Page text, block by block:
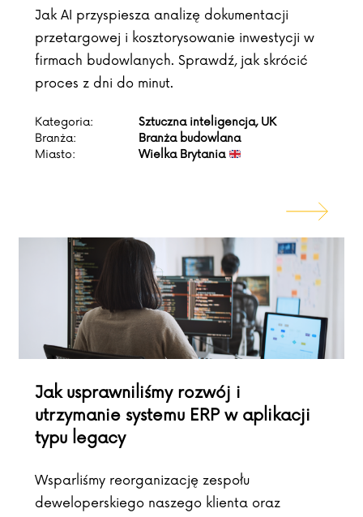
Jak AI przyspiesza analizę dokumentacji
przetargowej i kosztorysowanie inwestycji w
firmach budowlanych. Sprawdź, jak skrócić
proces z dni do minut.
Kategoria:
Sztuczna inteligencja, UK
Branża:
Branża budowlana
Miasto:
Wielka Brytania
Jak usprawniliśmy rozwój i
utrzymanie systemu ERP w aplikacji
typu legacy
Wsparliśmy reorganizację zespołu
deweloperskiego naszego klienta oraz